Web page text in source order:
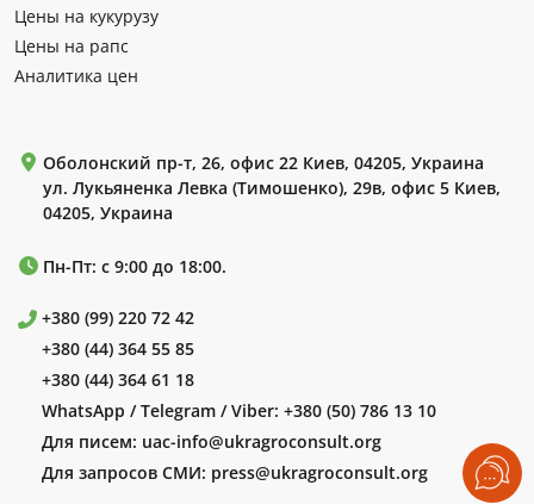
Цены на кукурузу
Цены на рапс
Аналитика цен
Оболонский пр-т, 26, офис 22 Киев, 04205, Украина
ул. Лукьяненка Левка (Тимошенко), 29в, офис 5 Киев,
04205, Украина
Пн-Пт: с 9:00 до 18:00.
+380 (99) 220 72 42
+380 (44) 364 55 85
+380 (44) 364 61 18
WhatsApp / Telegram / Viber: +380 (50) 786 13 10
Для писем: uac-info@ukragroconsult.org
Для запросов СМИ: press@ukragroconsult.org